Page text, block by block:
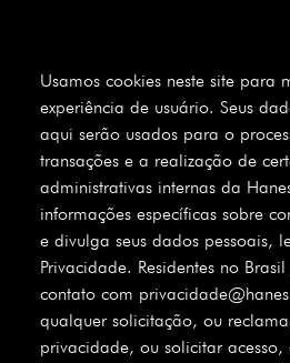
Usamos cookies neste site para
experiência de usuário. Seus
aqui serão usados para o
transações e a realização de
administrativas internas da
informações específicas sobre
e divulga seus dados pessoais,
Privacidade. Residentes no
contato com
qualquer solicitação, ou
privacidade, ou solicitar acesso,